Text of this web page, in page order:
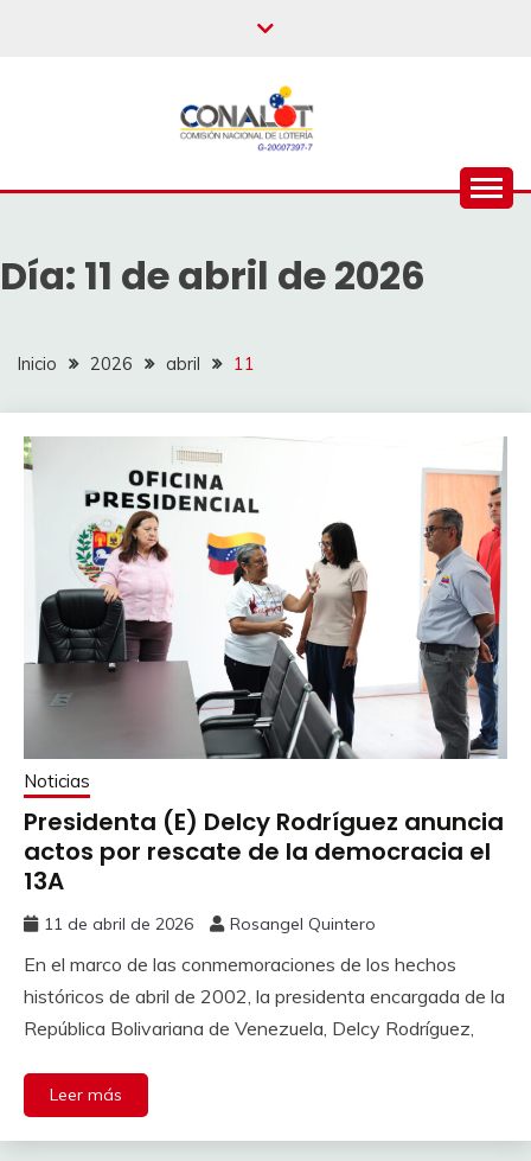
Día: 11 de abril de 2026
Inicio 2026 abril 11
Noticias
Presidenta (E) Delcy Rodríguez anuncia
actos por rescate de la democracia el
13A
11 de abril de 2026 Rosangel Quintero
En el marco de las conmemoraciones de los hechos
históricos de abril de 2002, la presidenta encargada de la
República Bolivariana de Venezuela, Delcy Rodríguez,
Leer más